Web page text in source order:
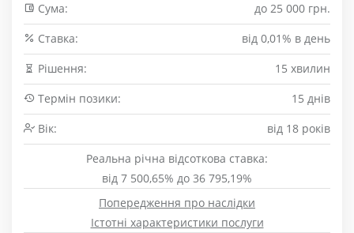
Сума:
до 25 000 грн.
Cтавка:
від 0,01% в день
Рішення:
15 хвилин
Термін позики:
15 днів
Вік:
від 18 років
Реальна річна відсоткова ставка:
від 7 500,65% до 36 795,19%
Попередження про наслідки
Істотні характеристики послуги